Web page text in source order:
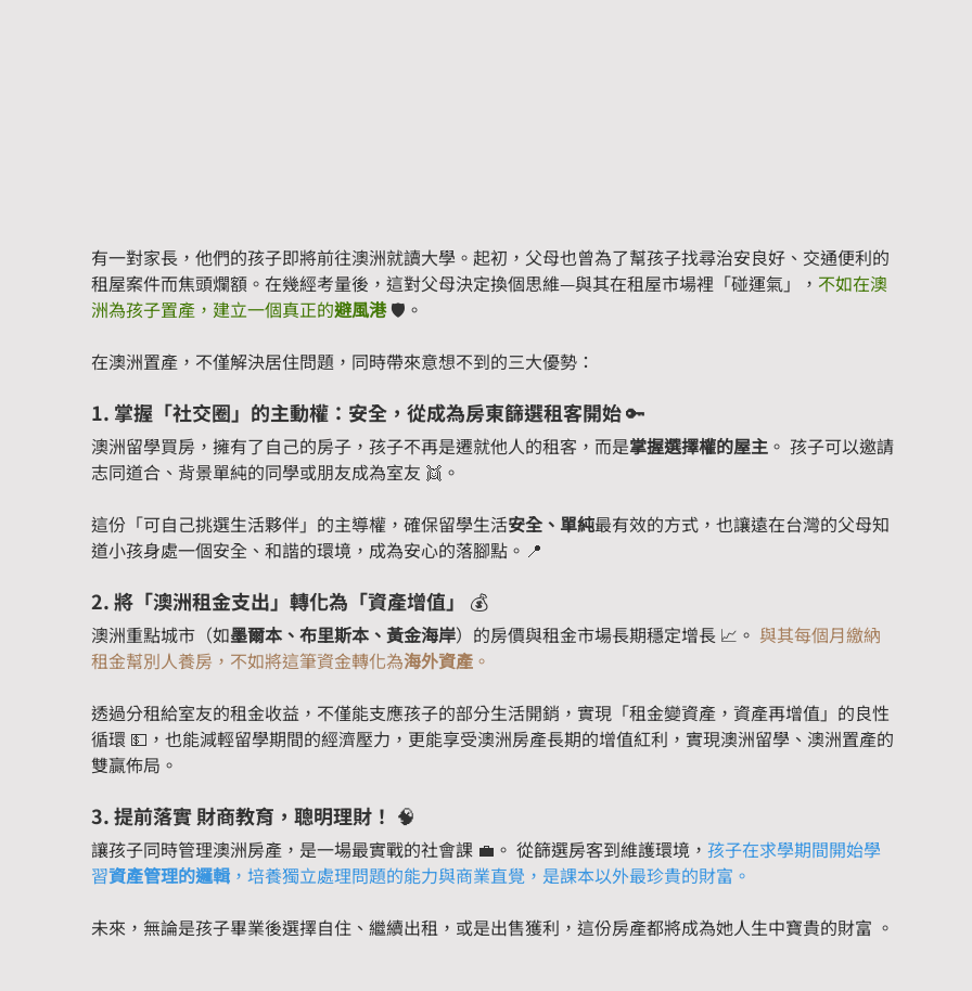
有一對家長，他們的孩子即將前往澳洲就讀大學。起初，父母也曾為了幫孩子找尋治安良好、交通便利的
租屋案件而焦頭爛額。在幾經考量後，這對父母決定換個思維—與其在租屋市場裡「碰運氣」， 不如在澳
洲為孩子置產，建立一個真正的避風港 🛡️。
在澳洲置產，不僅解決居住問題，同時帶來意想不到的三大優勢：
1. 掌握「社交圈」的主動權：安全，從成為房東篩選租客開始 🔑
澳洲留學買房，擁有了自己的房子，孩子不再是遷就他人的租客，而是掌握選擇權的屋主 。 孩子可以邀請
志同道合、背景單純的同學或朋友成為室友 👯。
這份「可自己挑選生活夥伴」的主導權，確保留學生活安全、單純最有效的方式，也讓遠在台灣的父母知
道小孩身處一個安全、和諧的環境，成為安心的落腳點。📍
2. 將「澳洲租金支出」轉化為「資產增值」 💰
澳洲重點城市（如墨爾本、布里斯本、黃金海岸）的房價與租金市場長期穩定增長 📈。 與其每個月繳納
租金幫別人養房，不如將這筆資金轉化為海外資產 。
透過分租給室友的租金收益，不僅能支應孩子的部分生活開銷，實現「租金變資產，資產再增值」的良性
循環 💵，也能減輕留學期間的經濟壓力，更能享受澳洲房產長期的增值紅利，實現澳洲留學、澳洲置產的
雙贏佈局。
3. 提前落實 財商教育，聰明理財！ 🧠
讓孩子同時管理澳洲房產，是一場最實戰的社會課 💼。 從篩選房客到維護環境， 孩子在求學期間開始學
習資產管理的邏輯 ，培養獨立處理問題的能力與商業直覺，是課本以外最珍貴的財富。
未來，無論是孩子畢業後選擇自住、繼續出租，或是出售獲利，這份房產都將成為她人生中寶貴的財富 。